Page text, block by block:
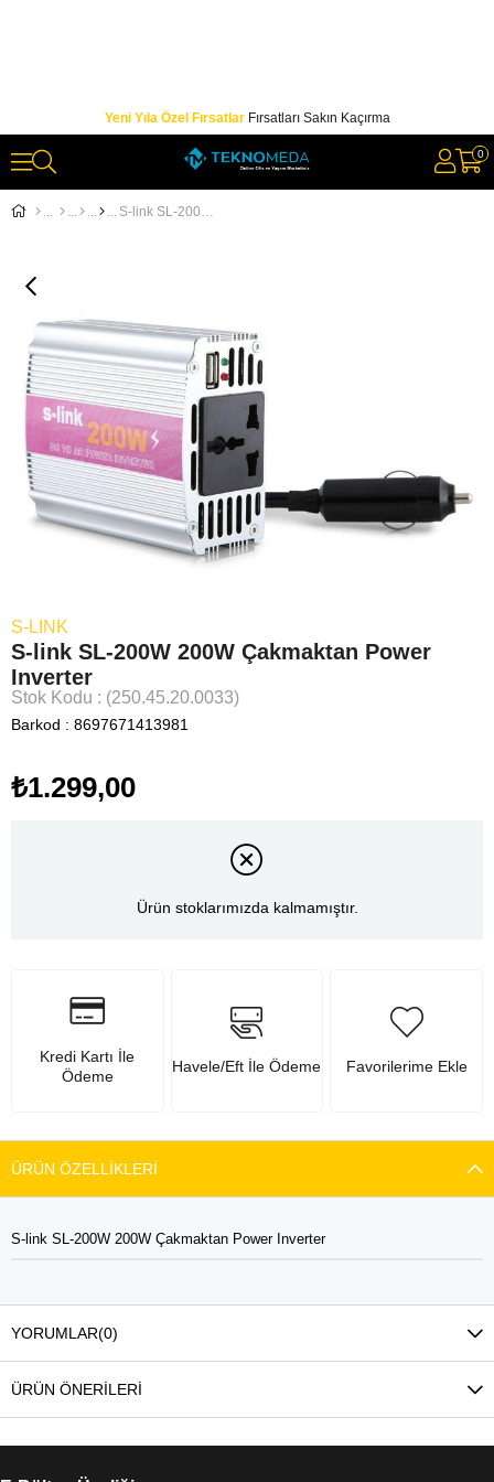
Yeni Yıla Özel FırsatlarFırsatları Sakın Kaçırma
0
S-link SL-200W 200W Çakmaktan Power Inverter
S-LINK
S-link SL-200W 200W Çakmaktan Power
Inverter
Stok Kodu (250.45.20.0033)
Barkod : 8697671413981
₺1.299,00
Ürün stoklarımızda kalmamıştır.
Kredi Kartı İle
Ödeme
Havele/Eft İle Ödeme Favorilerime Ekle
ÜRÜN ÖZELLIKLERI
S-link SL-200W 200W Çakmaktan Power Inverter
YORUMLAR(0)
ÜRÜN ÖNERILERI